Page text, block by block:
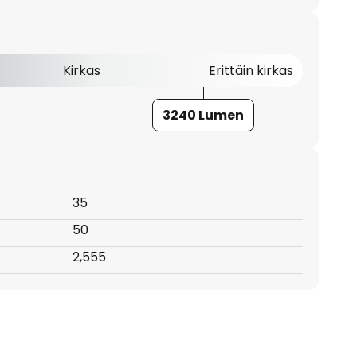
Kirkas Erittäin kirkas
3240 Lumen
35
50
2,555